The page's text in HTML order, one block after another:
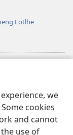
we
cookies
and cannot
use of
Lotlhe